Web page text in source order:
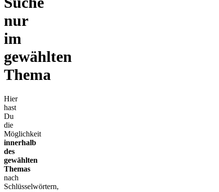
nur
im
gewählten
Thema
Hier
hast
Du
die
Möglichkeit
innerhalb
des
gewählten
Themas
nach
Schlüsselwörtern,